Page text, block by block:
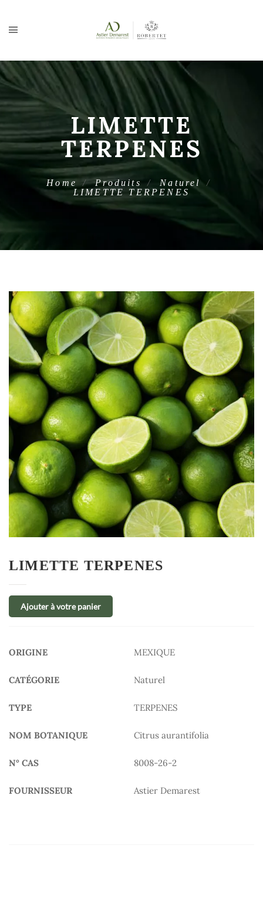
LIMETTE
TERPENES
Home Produits
Naturel
LIMETTE TERPENES
LIMETTE TERPENES
Ajouter à votre panier
ORIGINE MEXIQUE
CATÉGORIE Naturel
TYPE TERPENES
NOM BOTANIQUE Citrus aurantifolia
N° CAS 8008-26-2
FOURNISSEUR Astier Demarest